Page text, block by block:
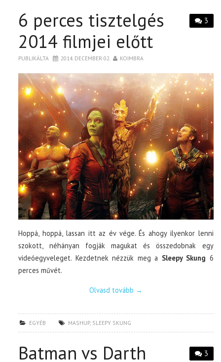
3
6 perces tisztelgés
2014 filmjei előtt
PUBLIKÁLTA 2014. DECEMBER 02. KOIMBRA
Hoppá, hoppá, lassan itt az év vége. És ahogy ilyenkor lenni
szokott, néhányan fogják magukat és összedobnak egy
videóegyveleget. Kezdetnek nézzük meg a Sleepy Skung 6
perces művét.
Olvasd tovább →
EGYÉB MASHUP, SLEEPY SKUNG
3
Batman vs Darth